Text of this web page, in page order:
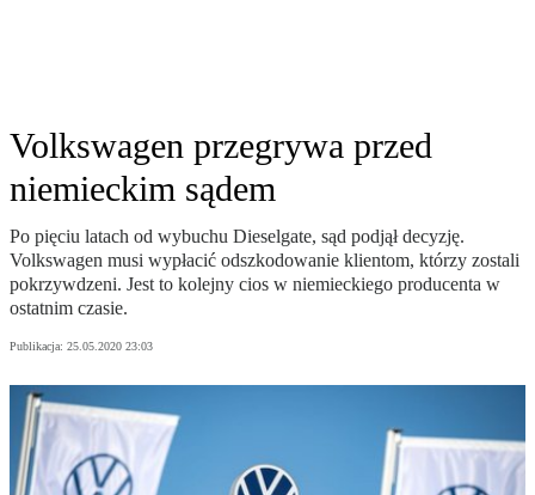
Volkswagen przegrywa przed
niemieckim sądem
Po pięciu latach od wybuchu Dieselgate, sąd podjął decyzję.
Volkswagen musi wypłacić odszkodowanie klientom, którzy zostali
pokrzywdzeni. Jest to kolejny cios w niemieckiego producenta w
ostatnim czasie.
Publikacja: 25.05.2020 23:03